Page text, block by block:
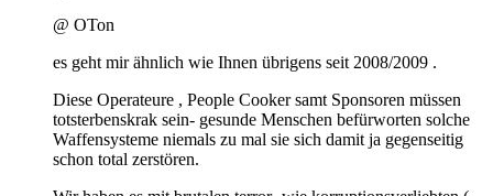
@ OTon
es geht mir ähnlich wie Ihnen übrigens seit 2008/2009 .
Diese Operateure , People Cooker samt Sponsoren müssen
totsterbenskrak sein- gesunde Menschen befürworten solche
Waffensysteme niemals zu mal sie sich damit ja gegenseitig
schon total zerstören.